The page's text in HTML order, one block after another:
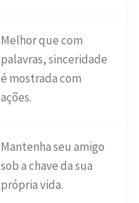
Melhor que com
palavras, sinceridade
é mostrada com
ações.
Mantenha seu amigo
sob a chave da sua
própria vida.